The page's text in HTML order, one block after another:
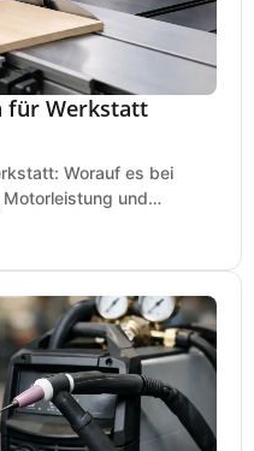
für Werkstatt
Worauf es bei
und